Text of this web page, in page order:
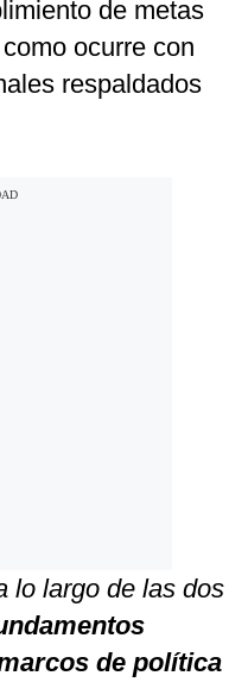
de metas
ocurre con
respaldados
lo largo de las dos
de política